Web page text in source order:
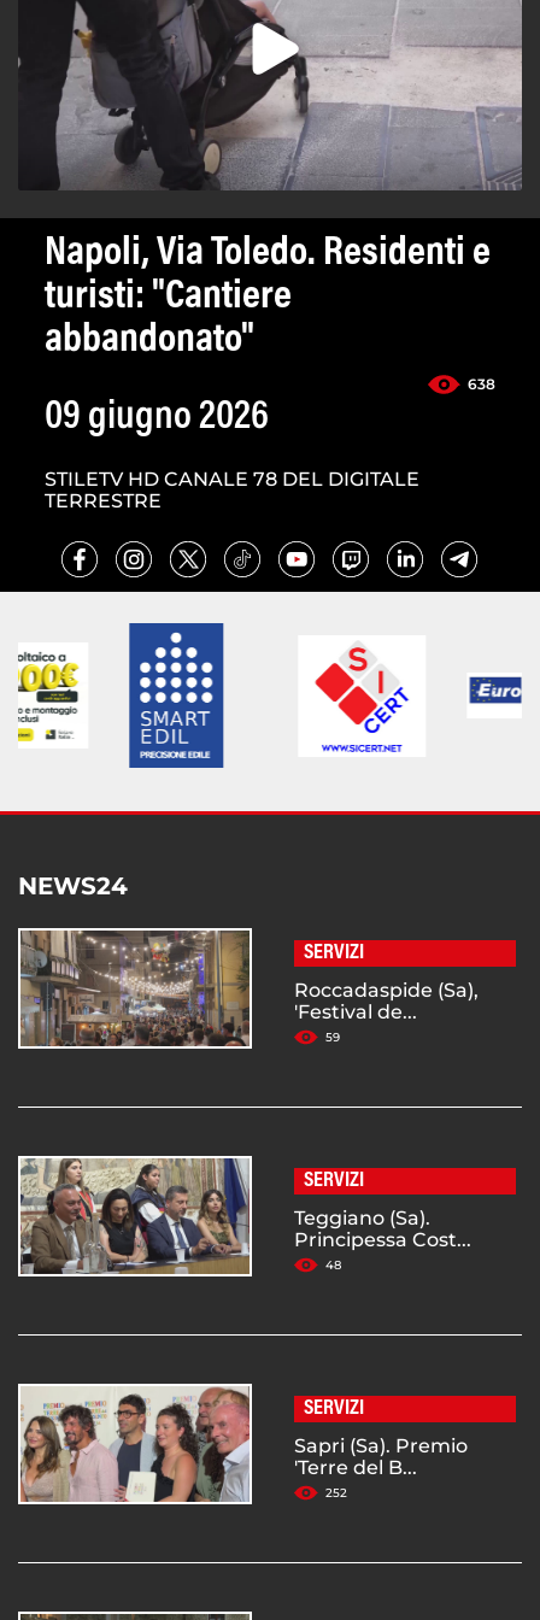
Napoli, Via Toledo. Residenti e
turisti: "Cantiere
abbandonato"
638
09 giugno 2026
STILETV HD CANALE 78 DEL DIGITALE
TERRESTRE
NEWS24
SERVIZI
Roccadaspide (Sa),
'Festival de...
59
SERVIZI
Teggiano (Sa).
Principessa Cost...
48
SERVIZI
Sapri (Sa). Premio
'Terre del B...
252